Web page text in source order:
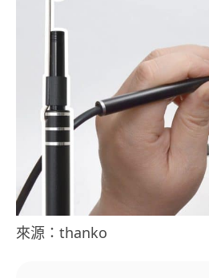
來源：thanko